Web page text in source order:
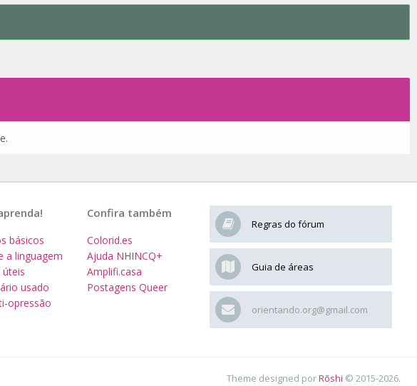
Regras do fórum
Guia de áreas
orientando.org@gmail.com
Confira também
Colorid.es
Ajuda NHINCQ+
Amplifi.casa
Postagens Queer
básicos
a linguagem
usado
opressão
Theme designed porRōshi © 2015-2026.